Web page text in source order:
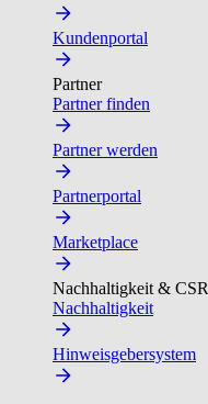
Kundenportal
Partner
Partner finden
Partner werden
Partnerportal
Marketplace
Nachhaltigkeit & CSR
Nachhaltigkeit
Hinweisgebersystem